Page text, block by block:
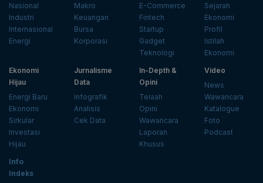
Nasional
Industri
Internasional
Energi
Makro
Keuangan
Bursa
Korporasi
E-Commerce
Fintech
Startup
Gadget
Teknologi
Sejarah
Ekonomi
Profil
Istilah
Ekonomi
Ekonomi
Hijau
Energi Baru
Ekonomi
Sirkular
Investasi
Hijau
Jurnalisme
Data
Infografik
Analisis
Cek Data
In-Depth &
Opini
Telaah
Opini
Wawancara
Laporan
Khusus
Video
News
Wawancara
Katalogue
Foto
Podcast
Info
Indeks